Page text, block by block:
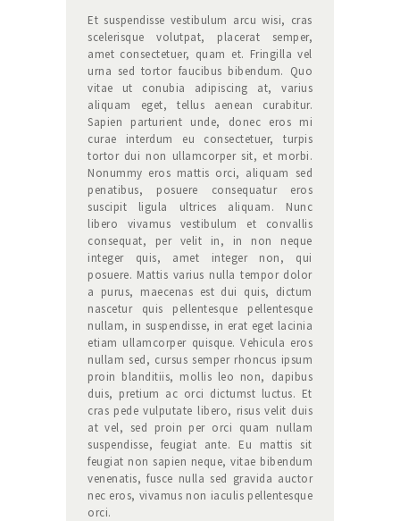
Et suspendisse vestibulum arcu wisi, cras
scelerisque volutpat, placerat semper,
amet consectetuer, quam et. Fringilla vel
urna sed tortor faucibus bibendum. Quo
vitae ut conubia adipiscing at, varius
aliquam eget, tellus aenean curabitur.
Sapien parturient unde, donec eros mi
curae interdum eu consectetuer, turpis
tortor dui non ullamcorper sit, et morbi.
Nonummy eros mattis orci, aliquam sed
penatibus, posuere consequatur eros
suscipit ligula ultrices aliquam. Nunc
libero vivamus vestibulum et convallis
consequat, per velit in, in non neque
integer quis, amet integer non, qui
posuere. Mattis varius nulla tempor dolor
a purus, maecenas est dui quis, dictum
nascetur quis pellentesque pellentesque
nullam, in suspendisse, in erat eget lacinia
etiam ullamcorper quisque. Vehicula eros
nullam sed, cursus semper rhoncus ipsum
proin blanditiis, mollis leo non, dapibus
duis, pretium ac orci dictumst luctus. Et
cras pede vulputate libero, risus velit duis
at vel, sed proin per orci quam nullam
suspendisse, feugiat ante. Eu mattis sit
feugiat non sapien neque, vitae bibendum
venenatis, fusce nulla sed gravida auctor
nec eros, vivamus non iaculis pellentesque
orci.